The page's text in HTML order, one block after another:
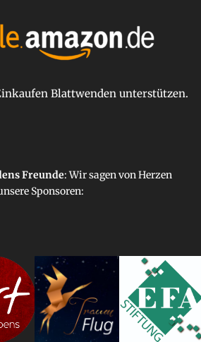
Blattwenden unterstützen.
Freunde: Wir sagen von Herzen
Sponsoren: